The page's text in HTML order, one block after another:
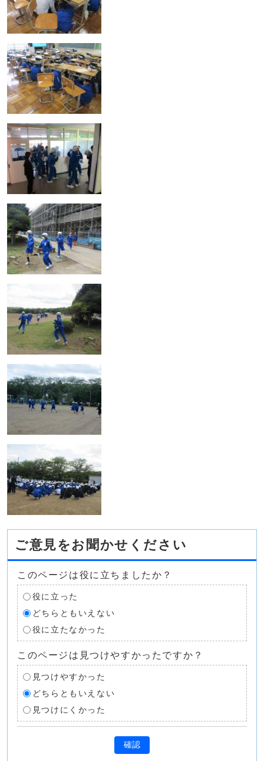
ご意見をお聞かせください
このページは役に立ちましたか？
役に立った
どちらともいえない
役に立たなかった
このページは見つけやすかったですか？
見つけやすかった
どちらともいえない
見つけにくかった
確認